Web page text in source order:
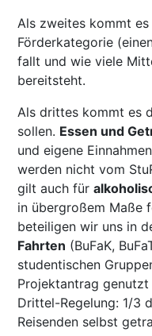
Als zweites kommt
Förderkategorie
fallt und wie viele
bereitsteht.
Als drittes kommt es
sollen. Essen und
und eigene
werden nicht vom
gilt auch für
in übergroßem Maße
beteiligen wir uns in
Fahrten (BuFaK,
studentischen
Projektantrag
Drittel-Regelung: 1/3
Reisenden selbst